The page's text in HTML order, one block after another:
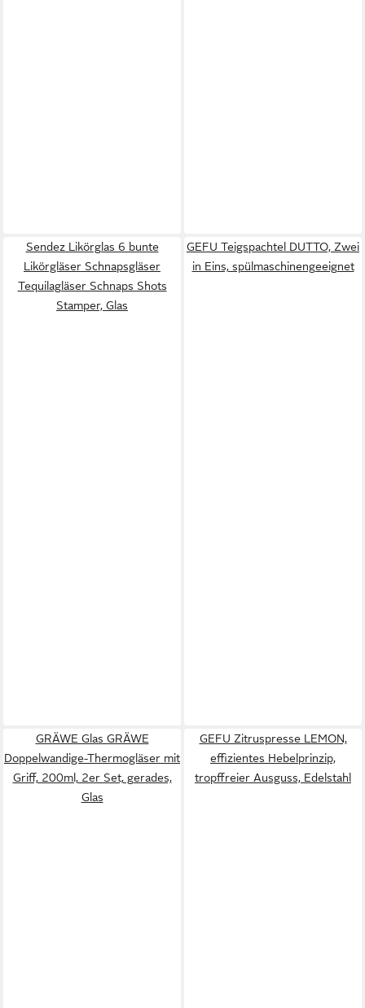
Sendez Likörglas 6 bunte
Likörgläser Schnapsgläser
Tequilagläser Schnaps Shots
Stamper, Glas
GEFU Teigspachtel DUTTO, Zwei
in Eins, spülmaschinengeeignet
GRÄWE Glas GRÄWE
Doppelwandige-Thermogläser mit
Griff, 200ml, 2er Set, gerades,
Glas
GEFU Zitruspresse LEMON,
effizientes Hebelprinzip,
tropffreier Ausguss, Edelstahl